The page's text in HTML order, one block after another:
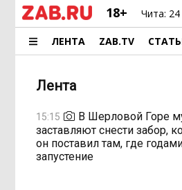
18+ Чита: 24
ЛЕНТА ZAB.TV
Лента
15:15
В Шерловой Горе
заставляют снести забор,
он поставил там, где
запустение